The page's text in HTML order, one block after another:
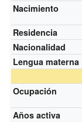
Nacimiento
Residencia
Nacionalidad
Lengua materna
Ocupación
Años activa